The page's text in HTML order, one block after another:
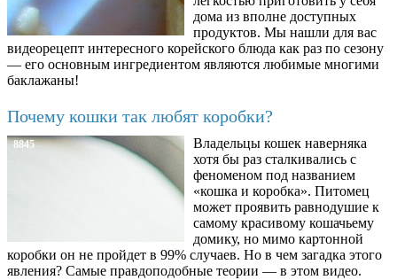
дома из вполне доступных
продуктов. Мы нашли для вас
видеорецепт интересного корейского блюда как раз по сезону
— его основным ингредиентом являются любимые многими
баклажаны!
Почему кошки так любят коробки?
8845
Владельцы кошек наверняка
хотя бы раз сталкивались с
феноменом под названием
«кошка и коробка». Питомец
может проявить равнодушие к
самому красивому кошачьему
домику, но мимо картонной
коробки он не пройдет в 99% случаев. Но в чем загадка этого
явления? Самые правдоподобные теории — в этом видео.